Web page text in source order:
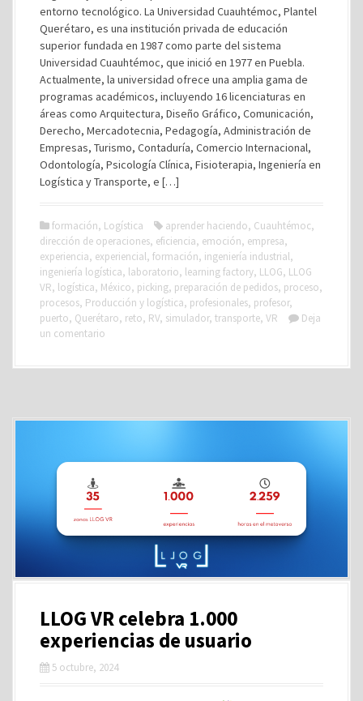
entorno tecnológico. La Universidad Cuauhtémoc, Plantel
Querétaro, es una institución privada de educación
superior fundada en 1987 como parte del sistema
Universidad Cuauhtémoc, que inició en 1977 en Puebla.
Actualmente, la universidad ofrece una amplia gama de
programas académicos, incluyendo 16 licenciaturas en
áreas como Arquitectura, Diseño Gráfico, Comunicación,
Derecho, Mercadotecnia, Pedagogía, Administración de
Empresas, Turismo, Contaduría, Comercio Internacional,
Odontología, Psicología Clínica, Fisioterapia, Ingeniería en
Logística y Transporte, e […]
formación, Logística aprender haciendo, Cuauhtémoc,
dirección de operaciones, eficiencia, emoción, empresa,
experiencia, experiencial, formación, ingeniería industrial,
ingeniería logística, laboratorio, learning factory, LLOG, LLOG
VR, logística, México, picking, preparación de pedidos, proceso,
procesos, Producción y logística, profesionales, profesor,
puerto, Querétaro, reto, RV, simulador, transporte, VR
Deja
un comentario
LLOG VR celebra 1.000
experiencias de usuario
5 octubre, 2024